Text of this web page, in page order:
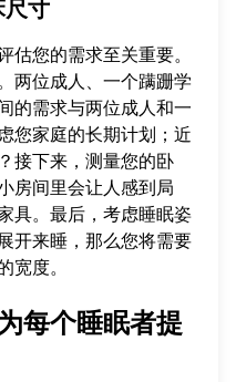
尺寸
估您的需求至关重要。
两位成人、一个蹒跚学
的需求与两位成人和一
您家庭的长期计划；近
接下来，测量您的卧
房间里会让人感到局
具。最后，考虑睡眠姿
开来睡，那么您将需要
宽度。
每个睡眠者提